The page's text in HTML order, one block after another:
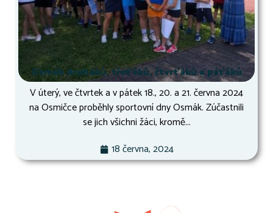
Osmák druháků, třeťáků, čtvrťáků a páťáků
V úterý, ve čtvrtek a v pátek 18., 20. a 21. června 2024
na Osmičce proběhly sportovní dny Osmák. Zúčastnili
se jich všichni žáci, kromě...
18 června, 2024